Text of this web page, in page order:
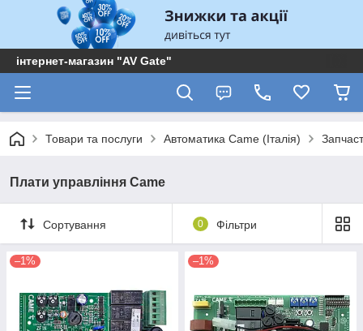
інтернет-магазин "AV Gate"
Товари та послуги Автоматика Came (Італія)
Плати управління Came
Сортування 0 Фільтри
–1% –1%